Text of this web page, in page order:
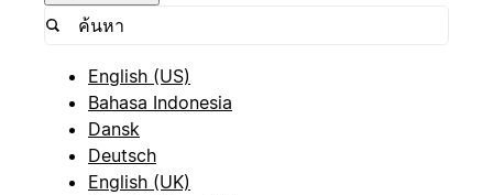
English (US)
Bahasa Indonesia
Dansk
Deutsch
English (UK)